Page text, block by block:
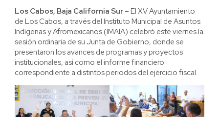
Los Cabos, Baja California Sur.– El XV Ayuntamiento
de Los Cabos, a través del Instituto Municipal de Asuntos
Indígenas y Afromexicanos (IMAIA) celebró este viernes la
sesión ordinaria de su Junta de Gobierno, donde se
presentaron los avances de programas y proyectos
institucionales, así como el informe financiero
correspondiente a distintos periodos del ejercicio fiscal.